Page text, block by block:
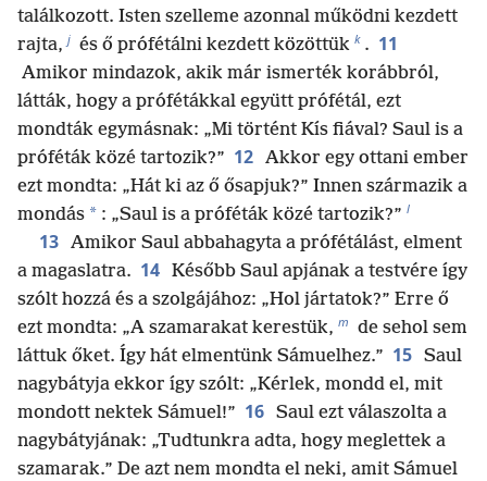
találkozott. Isten szelleme azonnal működni kezdett
rajta, j és ő prófétálni kezdett közöttük k . 11
Amikor mindazok, akik már ismerték korábbról,
látták, hogy a prófétákkal együtt prófétál, ezt
mondták egymásnak: „Mi történt Kís fiával? Saul is a
próféták közé tartozik?” 12 Akkor egy ottani ember
ezt mondta: „Hát ki az ő ősapjuk?” Innen származik a
mondás * : „Saul is a próféták közé tartozik?” l
13 Amikor Saul abbahagyta a prófétálást, elment
a magaslatra. 14 Később Saul apjának a testvére így
szólt hozzá és a szolgájához: „Hol jártatok?” Erre ő
ezt mondta: „A szamarakat kerestük, m de sehol sem
láttuk őket. Így hát elmentünk Sámuelhez.” 15 Saul
nagybátyja ekkor így szólt: „Kérlek, mondd el, mit
mondott nektek Sámuel!” 16 Saul ezt válaszolta a
nagybátyjának: „Tudtunkra adta, hogy meglettek a
szamarak.” De azt nem mondta el neki, amit Sámuel